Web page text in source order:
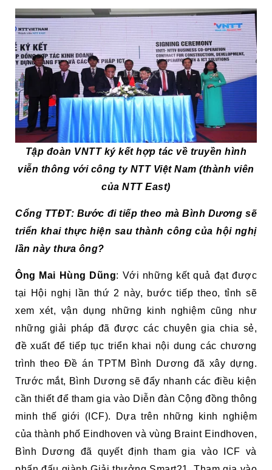
Tập đoàn VNTT ký kết hợp tác về truyền hình
viễn thông với công ty NTT Việt Nam (thành viên
của NTT East)
Cổng TTĐT: Bước đi tiếp theo mà Bình Dương sẽ
triển khai thực hiện sau thành công của hội nghị
lần này thưa ông?
Ông Mai Hùng Dũng: Với những kết quả đạt được
tại Hội nghị lần thứ 2 này, bước tiếp theo, tỉnh sẽ
xem xét, vận dụng những kinh nghiệm cũng như
những giải pháp đã được các chuyên gia chia sẻ,
đề xuất để tiếp tục triển khai nội dung các chương
trình theo Đề án TPTM Bình Dương đã xây dựng.
Trước mắt, Bình Dương sẽ đẩy nhanh các điều kiện
cần thiết để tham gia vào Diễn đàn Cộng đồng thông
minh thế giới (ICF). Dựa trên những kinh nghiệm
của thành phố Eindhoven và vùng Braint Eindhoven,
Bình Dương đã quyết định tham gia vào ICF và